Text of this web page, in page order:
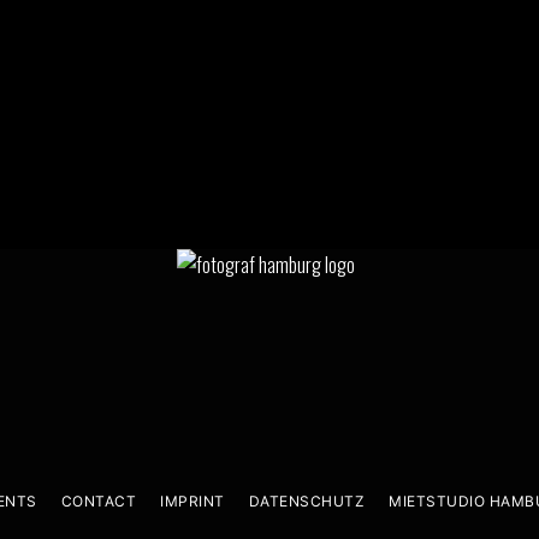
CONTACT IMPRINT DATENSCHUTZ MIETSTUDIO